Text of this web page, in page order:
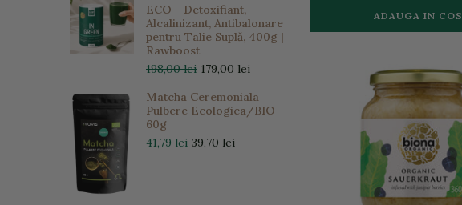
ADAUGA IN COS
ECO - Detoxifiant,
Alcalinizant, Antibalonare
pentru Talie Suplă, 400g |
Rawboost
198,00 lei 179,00 lei
Matcha Ceremoniala
Pulbere Ecologica/BIO
60g
41,79 lei 39,70 lei